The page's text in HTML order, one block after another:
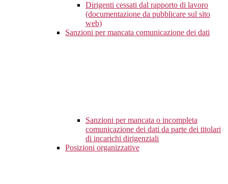
Dirigenti cessati dal rapporto di lavoro
(documentazione da pubblicare sul sito
web)
Sanzioni per mancata comunicazione dei dati
Sanzioni per mancata o incompleta
comunicazione dei dati da parte dei titolari
di incarichi dirigenziali
Posizioni organizzative